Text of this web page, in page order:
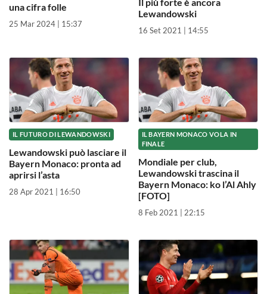
una cifra folle
25 Mar 2024 | 15:37
Lewandowski
16 Set 2021 | 14:55
IL FUTURO DI LEWANDOWSKI
Lewandowski può lasciare il
Bayern Monaco: pronta ad
aprirsi l’asta
28 Apr 2021 | 16:50
IL BAYERN MONACO VOLA IN
FINALE
Mondiale per club,
Lewandowski trascina il
Bayern Monaco: ko l’Al Ahly
[FOTO]
8 Feb 2021 | 22:15